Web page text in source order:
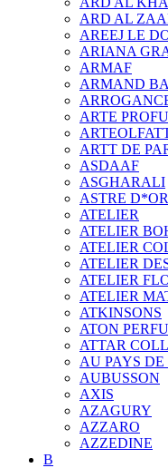
ARD AL
AREEJ LE
ARIANA
ARMAF
ARMAND
ARTE
ARTT DE
ASDAAF
ASGHARALI
ASTRE
ATELIER
ATELIER
ATELIER
ATELIER
ATELIER
ATELIER
ATKINSONS
ATON
ATTAR
AU PAYS
AUBUSSON
AXIS
AZAGURY
AZZARO
AZZEDINE
B